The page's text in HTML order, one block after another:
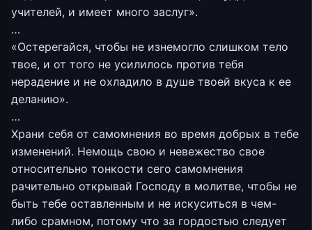
учителей, и имеет много заслуг».
…
«Остерегайся, чтобы не изнемогло слишком тело
твое, и от того не усилилось против тебя
нерадение и не охладило в душе твоей вкуса к ее
деланию».
…
Храни себя от самомнения во время добрых в тебе
изменений. Немощь свою и невежество свое
относительно тонкости сего самомнения
рачительно открывай Господу в молитве, чтобы не
быть тебе оставленным и не искуситься в чем-
либо срамном, потому что за гордостью следует